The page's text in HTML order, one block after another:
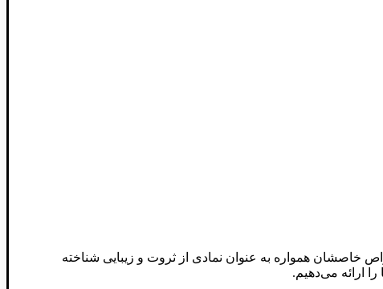
خاصشان همواره به عنوان نمادی از ثروت و زیبایی شناخته
ارائه می‌دهیم.